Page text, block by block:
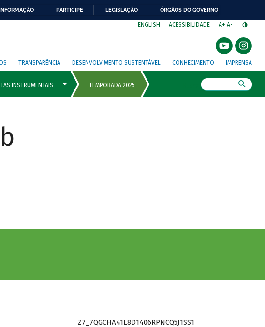
PARTICIPE LEGISLAÇÃO ÓRGÃOS DO GOVERNO
ENGLISH ACESSIBILIDADE A+ A-
TRANSPARÊNCIA DESENVOLVIMENTO SUSTENTÁVEL CONHECIMENTO IMPRENSA
Z7_7QGCHA41L8D1406RPNCQ5J1SS1